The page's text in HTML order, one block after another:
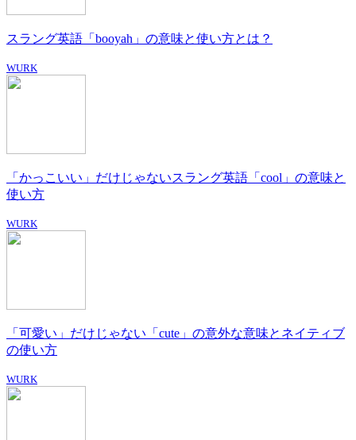
スラング英語「booyah」の意味と使い方とは？
WURK
「かっこいい」だけじゃないスラング英語「cool」の意味と
使い方
WURK
「可愛い」だけじゃない「cute」の意外な意味とネイティブ
の使い方
WURK